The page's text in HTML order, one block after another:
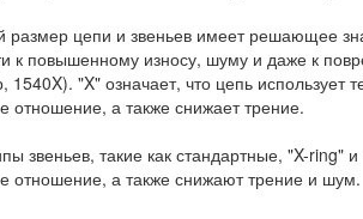
размер цепи и звеньев имеет решающее
к повышенному износу, шуму и даже к
"X" означает, что цепь использует
отношение, а также снижает трение.
звеньев, такие как стандартные, "X-
отношение, а также снижают трение и шум.